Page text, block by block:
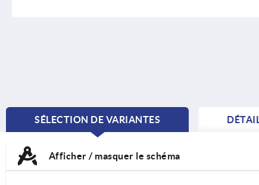
SÉLECTION DE VARIANTES
CURRENT
Afficher / masquer le schéma